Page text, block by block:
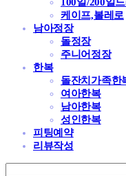
케이프,볼레로
남아정장
돌정장
주니어정장
한복
돌잔치가족한
여아한복
남아한복
성인한복
피팅예약
리뷰작성